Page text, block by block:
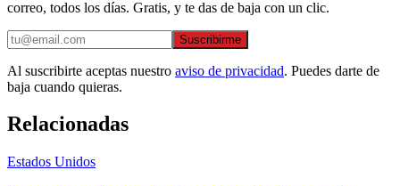
correo, todos los días. Gratis, y te das de baja con un clic.
Suscribirme
Al suscribirte aceptas nuestro aviso de privacidad. Puedes darte de
baja cuando quieras.
Relacionadas
Estados Unidos